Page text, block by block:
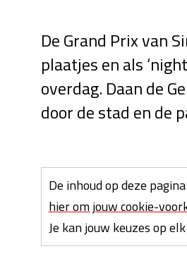
De Grand Prix van
plaatjes en als
overdag. Daan de
door de stad en de
De inhoud op deze
hier om jouw cookie-
Je kan jouw keuzes op